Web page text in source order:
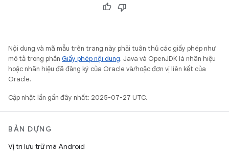
Nội dung và mã mẫu trên trang này phải tuân thủ các giấy phép như
mô tả trong phần Giấy phép nội dung. Java và OpenJDK là nhãn hiệu
hoặc nhãn hiệu đã đăng ký của Oracle và/hoặc đơn vị liên kết của
Oracle.
Cập nhật lần gần đây nhất: 2025-07-27 UTC.
BẢN DỰNG
Vị trí lưu trữ mã Android